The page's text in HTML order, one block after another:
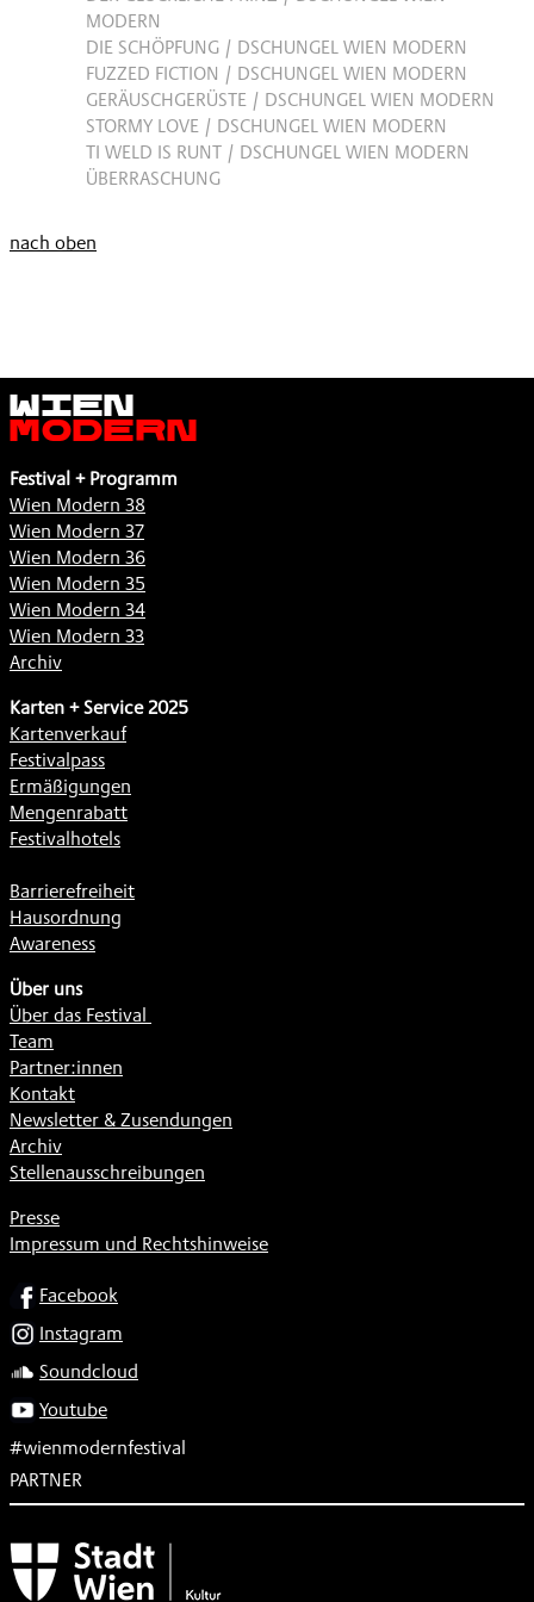
MODERN
DIE SCHÖPFUNG / DSCHUNGEL WIEN MODERN
FUZZED FICTION / DSCHUNGEL WIEN MODERN
GERÄUSCHGERÜSTE / DSCHUNGEL WIEN MODERN
STORMY LOVE / DSCHUNGEL WIEN MODERN
TI WELD IS RUNT / DSCHUNGEL WIEN MODERN
ÜBERRASCHUNG
nach oben
Wien
Modern
Festival + Programm
Wien Modern 38
Wien Modern 37
Wien Modern 36
Wien Modern 35
Wien Modern 34
Wien Modern 33
Archiv
Karten + Service 2025
Kartenverkauf
Festivalpass
Ermäßigungen
Mengenrabatt
Festivalhotels
Barrierefreiheit
Hausordnung
Awareness
Über uns
Über das Festival
Team
Partner:innen
Kontakt
Newsletter & Zusendungen
Archiv
Stellenausschreibungen
Presse
Impressum und Rechtshinweise
SOCIALFacebook
Instagram
Soundcloud
Youtube
#wienmodernfestival
PARTNER
Subventionsgeber